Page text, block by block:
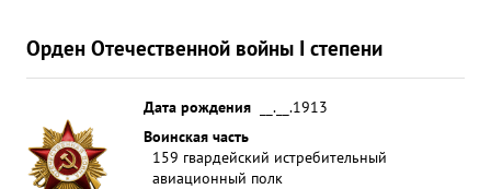
Орден Отечественной войны I степени
Дата рождения
__.__.1913
Воинская часть
159 гвардейский истребительный
авиационный полк